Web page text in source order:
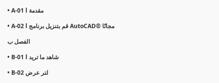
• A-01 l مقدمة
• A-02 l قم بتنزيل برنامج AutoCAD® مجانًا
الفصل ب
• B-01 l شاهد ما تريد
• B-02 لتر عرض